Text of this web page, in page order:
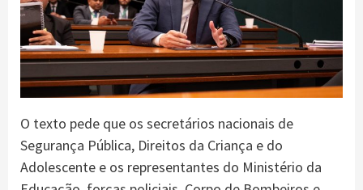
O texto pede que os secretários nacionais de
Segurança Pública, Direitos da Criança e do
Adolescente e os representantes do Ministério da